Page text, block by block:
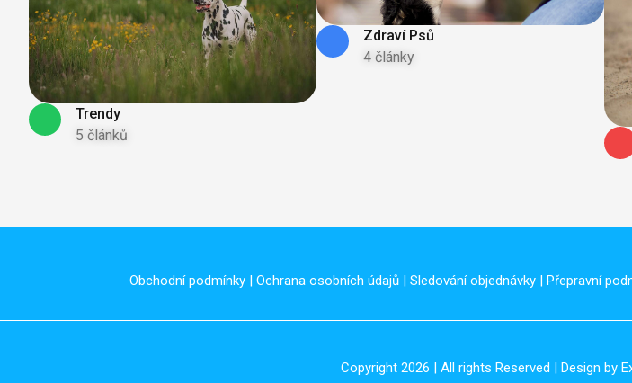
Trendy
5 článků
Zdraví Psů
4 články
Obchodní podmínky Ochrana osobních údajů Sledování objednávky Přepravní
Copyright 2026 | All rights Reserved | Design by